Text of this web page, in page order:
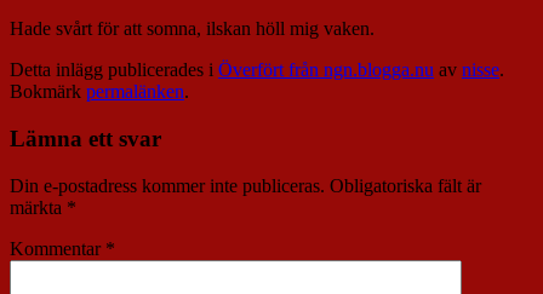
Hade svårt för att somna, ilskan höll mig vaken.
Detta inlägg publicerades i Överfört från ngn.blogga.nu av nisse.
Bokmärk permalänken.
Lämna ett svar
Din e-postadress kommer inte publiceras. Obligatoriska fält är
märkta *
Kommentar *